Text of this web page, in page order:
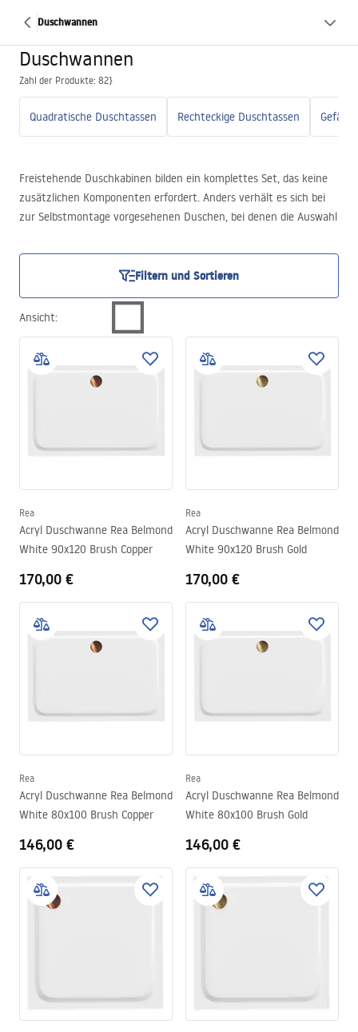
Duschwannen
Duschwannen
Zahl der Produkte: 82}
Quadratische Duschtassen Rechteckige Duschtassen
Freistehende Duschkabinen bilden ein komplettes Set, das keine
zusätzlichen Komponenten erfordert. Anders verhält es sich bei
zur Selbstmontage vorgesehenen Duschen, bei denen die Auswahl
Fall ist der Kauf einer Duschwanne erforderlich, die zur Art der
Kabine passt und die individuellen Erwartungen der Nutzer erfüllt.
Im Angebot von
die sich für verschiedene Kabinenkonstruktionen eignen.
Filtern und Sortieren
Ansicht:
Rea
Acryl Duschwanne Rea Belmond
White 90x120 Brush Copper
170,00 €
Rea
Acryl Duschwanne Rea Belmond
White 90x120 Brush Gold
170,00 €
Rea
Acryl Duschwanne Rea Belmond
White 80x100 Brush Copper
146,00 €
Rea
Acryl Duschwanne Rea Belmond
White 80x100 Brush Gold
146,00 €